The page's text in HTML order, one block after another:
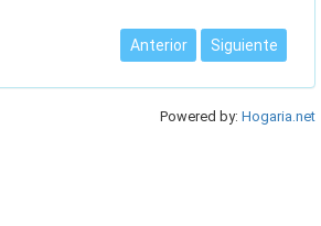
Anterior Siguiente
Powered by: Hogaria.net